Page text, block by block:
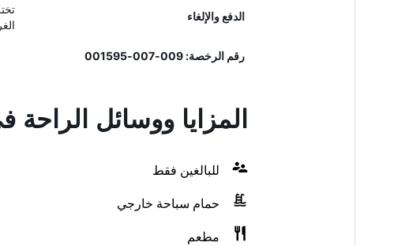
الدفع والإلغاء
رقم الرخصة: 009-007-001595
المزايا ووسائل
للبالغين فقط
حمام سباحة خارجي
مطعم